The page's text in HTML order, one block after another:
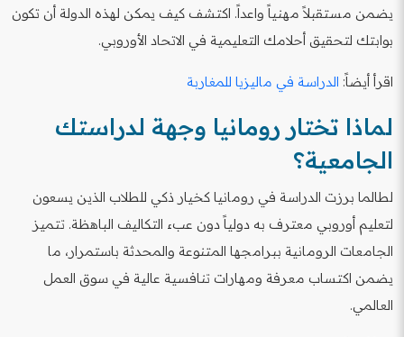
يضمن مستقبلاً مهنياً واعداً. اكتشف كيف يمكن لهذه الدولة أن تكون
بوابتك لتحقيق أحلامك التعليمية في الاتحاد الأوروبي.
اقرأ أيضاً: الدراسة في ماليزيا للمغاربة
لماذا تختار رومانيا وجهة لدراستك
الجامعية؟
لطالما برزت الدراسة في رومانيا كخيار ذكي للطلاب الذين يسعون
لتعليم أوروبي معترف به دولياً دون عبء التكاليف الباهظة. تتميز
الجامعات الرومانية ببرامجها المتنوعة والمحدثة باستمرار، ما
يضمن اكتساب معرفة ومهارات تنافسية عالية في سوق العمل
العالمي.